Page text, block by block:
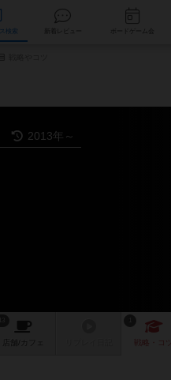
データベース
2013年～
店舗/ カフェ 戦略 ・コツ